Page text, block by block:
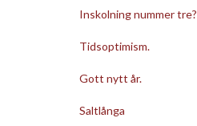
Inskolning nummer tre?
Tidsoptimism.
Gott nytt år.
Saltlånga